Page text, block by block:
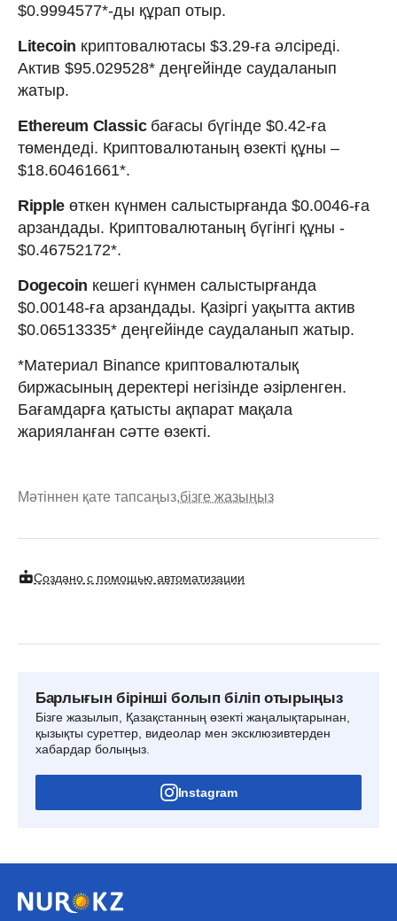
$0.9994577*-ды құрап отыр.
Litecoin криптовалютасы $3.29-ға әлсіреді.
Актив $95.029528* деңгейінде саудаланып
жатыр.
Ethereum Classicбағасы бүгінде $0.42-ға
төмендеді. Криптовалютаның өзекті құны –
$18.60461661*.
Rippleөткен күнмен салыстырғанда $0.0046-ға
арзандады. Криптовалютаның бүгінгі құны -
$0.46752172*.
Dogecoin кешегі күнмен салыстырғанда
$0.00148-ға арзандады. Қазіргі уақытта актив
$0.06513335* деңгейінде саудаланып жатыр.
*Материал Binance криптовалюталық
биржасының деректері негізінде әзірленген.
Бағамдарға қатысты ақпарат мақала
жарияланған сәтте өзекті.
Мәтіннен қате тапсаңыз,бізге жазыңыз
Создано с помощью автоматизации
Барлығын бірінші болып біліп отырыңыз
Бізге жазылып, Қазақстанның өзекті жаңалықтарынан,
қызықты суреттер, видеолар мен эксклюзивтерден
хабардар болыңыз.
Instagram